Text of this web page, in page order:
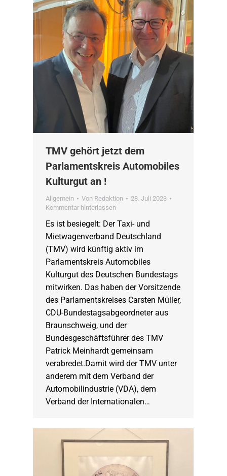
TMV gehört jetzt dem
Parlamentskreis Automobiles
Kulturgut an !
Allgemein Von Redaktion
28. Juli 2023
Kommentar hinterlassen
Es ist besiegelt: Der Taxi- und
Mietwagenverband Deutschland
(TMV) wird künftig aktiv im
Parlamentskreis Automobiles
Kulturgut des Deutschen Bundestags
mitwirken. Das haben der Vorsitzende
des Parlamentskreises Carsten Müller,
CDU-Bundestagsabgeordneter aus
Braunschweig, und der
Bundesgeschäftsführer des TMV
Patrick Meinhardt gemeinsam
verabredet.Damit wird der TMV unter
anderem mit dem Verband der
Automobilindustrie (VDA), dem
Verband der Internationalen…